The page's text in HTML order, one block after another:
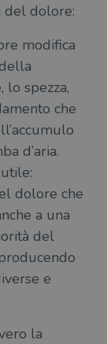
del dolore:
modifica
spezza,
che
d’aria.
dolore che
a una
del
e
la